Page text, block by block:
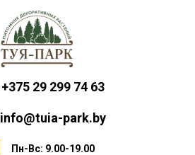
+375 29 299 74 63
info@tuia-park.by
Пн-Вс: 9.00-19.00